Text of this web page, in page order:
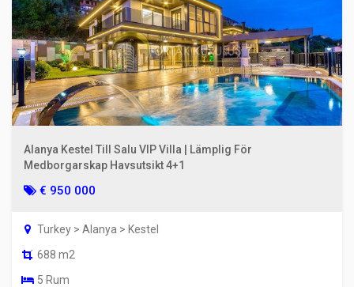
Alanya Kestel Till Salu VIP Villa | Lämplig För
Medborgarskap Havsutsikt 4+1
€ 950 000
Turkey > Alanya > Kestel
688 m2
5 Rum